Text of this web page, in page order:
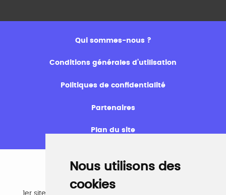
Nous utilisons des
cookies
Qui sommes-nous ?
Conditions générales d’utilisation
Politiques de confidentialité
Partenaires
Plan du site
Emploi
1er site emploi du secteur culturel 784.000 visites et